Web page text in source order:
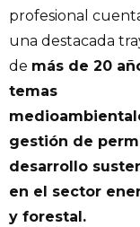
profesional
una destacada
de más de 20
temas
gestión de
desarrollo
en el sector
y forestal.